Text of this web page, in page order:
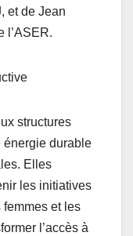
et de Jean
l’ASER.
structures
énergie durable
Elles
les initiatives
et les
l’accès à